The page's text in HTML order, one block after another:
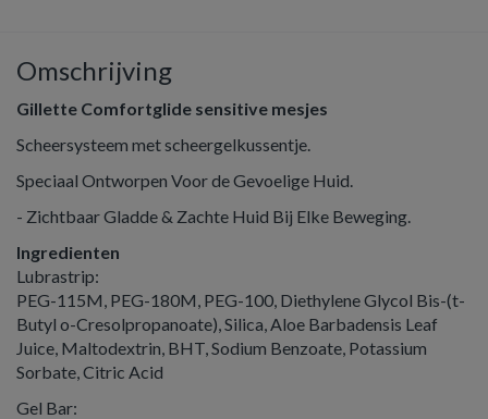
Omschrijving
Gillette Comfortglide sensitive mesjes
Scheersysteem met scheergelkussentje.
Speciaal Ontworpen Voor de Gevoelige Huid.
- Zichtbaar Gladde & Zachte Huid Bij Elke Beweging.
Ingredienten
Lubrastrip:
PEG-115M, PEG-180M, PEG-100, Diethylene Glycol Bis-(t-
Butyl o-Cresolpropanoate), Silica, Aloe Barbadensis Leaf
Juice, Maltodextrin, BHT, Sodium Benzoate, Potassium
Sorbate, Citric Acid
Gel Bar: